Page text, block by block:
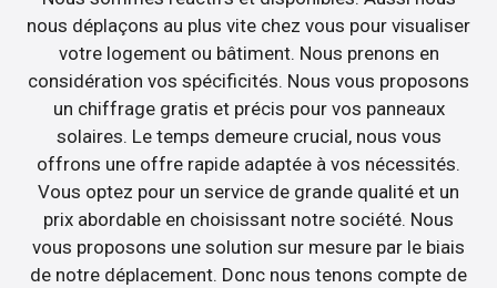
nous déplaçons au plus vite chez vous pour visualiser
votre logement ou bâtiment. Nous prenons en
considération vos spécificités. Nous vous proposons
un chiffrage gratis et précis pour vos panneaux
solaires. Le temps demeure crucial, nous vous
offrons une offre rapide adaptée à vos nécessités.
Vous optez pour un service de grande qualité et un
prix abordable en choisissant notre société. Nous
vous proposons une solution sur mesure par le biais
de notre déplacement. Donc nous tenons compte de